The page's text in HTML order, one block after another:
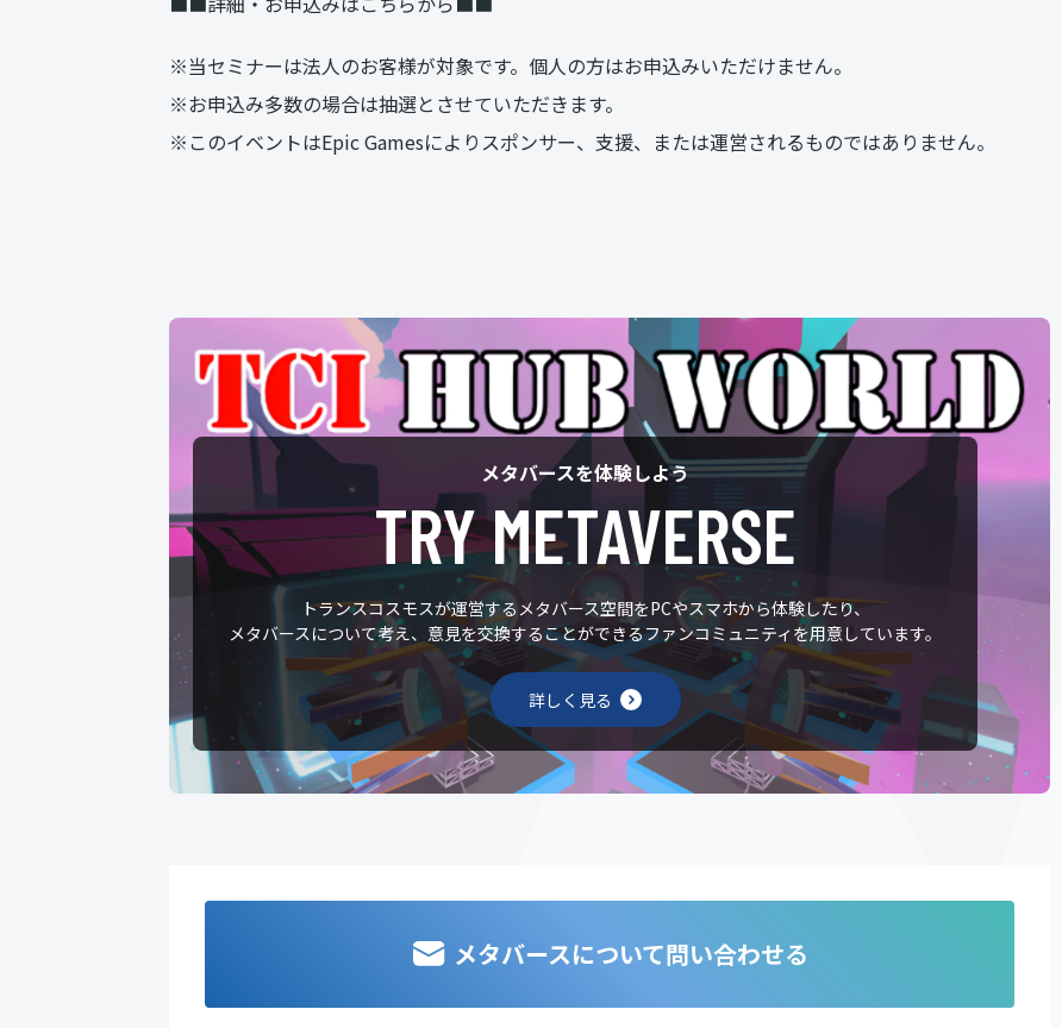
※当セミナーは法人のお客様が対象です。個人の方はお申込みいただけません。
※お申込み多数の場合は抽選とさせていただきます。
※このイベントはEpic Gamesによりスポンサー、支援、または運営されるものではありません。
メタバースを体験しよう
TRY METAVERSE
トランスコスモスが運営するメタバース空間をPCやスマホから体験したり、
メタバースについて考え、意見を交換することができるファンコミュニティを用意しています。
詳しく見る
メタバースについて問い合わせる